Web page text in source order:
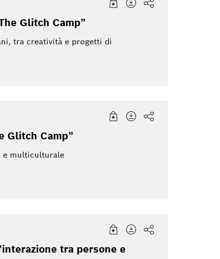
Akustica
Security Systems
Glitch Camp”
tra creatività e progetti di
Glitch Camp”
e multiculturale
tra persone e